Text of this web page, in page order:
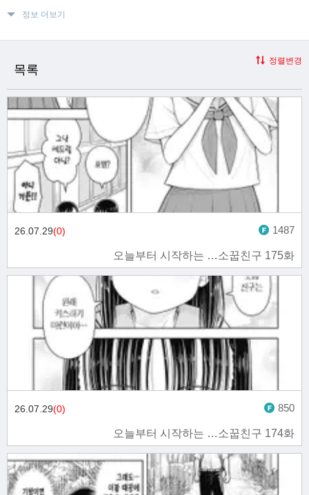
정보 더보기
목록
정렬변경
오늘부터 시작하는 …소꿉친구 175화
26.07.29(0) 1487
오늘부터 시작하는 …소꿉친구 174화
26.07.29(0) 850